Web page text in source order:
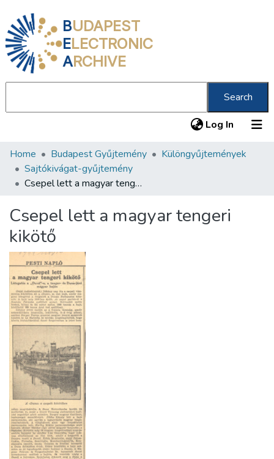
BUDAPEST
ELECTRONIC
ARCHIVE
Search
Log In (current)
Communities & Collections
All of DSpace
About us
Home Budapest Gyűjtemény
Különgyűjtemények
Sajtókivágat-gyűjtemény
Csepel lett a magyar tengeri kikötő
Csepel lett a magyar tengeri
kikötő